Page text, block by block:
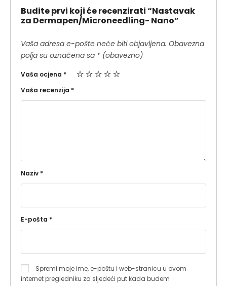
Budite prvi koji će recenzirati “Nastavak
za Dermapen/Microneedling- Nano”
Vaša adresa e-pošte neće biti objavljena. Obavezna
polja su označena sa * (obavezno)
Vaša ocjena *
Vaša recenzija *
Naziv *
E-pošta *
Spremi moje ime, e-poštu i web-stranicu u ovom
internet pregledniku za sljedeći put kada budem